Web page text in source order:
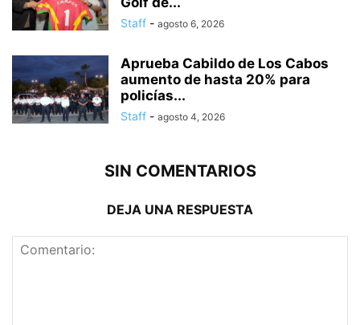
Staff - agosto 6, 2026
Aprueba Cabildo de Los Cabos
aumento de hasta 20% para
policías...
Staff - agosto 4, 2026
SIN COMENTARIOS
DEJA UNA RESPUESTA